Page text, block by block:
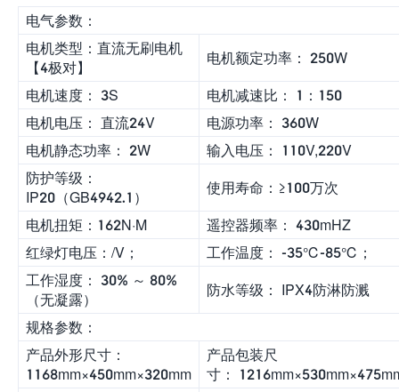
电气参数：
电机类型：直流无刷电机
【4极对】
电机额定功率： 250W
电机速度： 3S
电机减速比： 1：150
电机电压： 直流24V
电源功率： 360W
电机静态功率： 2W
输入电压： 110V,220V
防护等级：
IP20（GB4942.1）
使用寿命：≥100万次
电机扭矩：162N·M
遥控器频率： 430mHZ
红绿灯电压：/V；
工作温度： -35℃-85℃；
工作湿度： 30% ～ 80%
（无凝露）
防水等级： IPX4防淋防溅
规格参数：
产品外形尺寸：
1168mm×450mm×320mm
产品包装尺
寸：